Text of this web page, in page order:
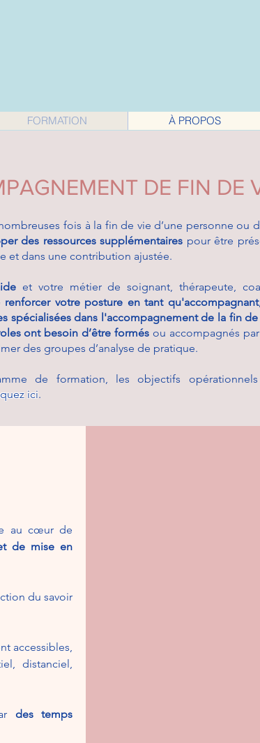
FORMATION À PROPOS
DE FIN DE
fois à la fin de vie d’une personne ou
des ressources supplémentaires pour être
et dans une contribution ajustée.
et votre métier de soignant, thérapeute,
renforcer votre posture en tant qu'accompagnant
spécialisées dans l'accompagnement de la fin
ont besoin d’être formés ou accompagnés
des groupes d’analyse de pratique.
de formation, les objectifs
ici.
au cœur de
de mise en
du savoir
accessibles,
distanciel,
des temps